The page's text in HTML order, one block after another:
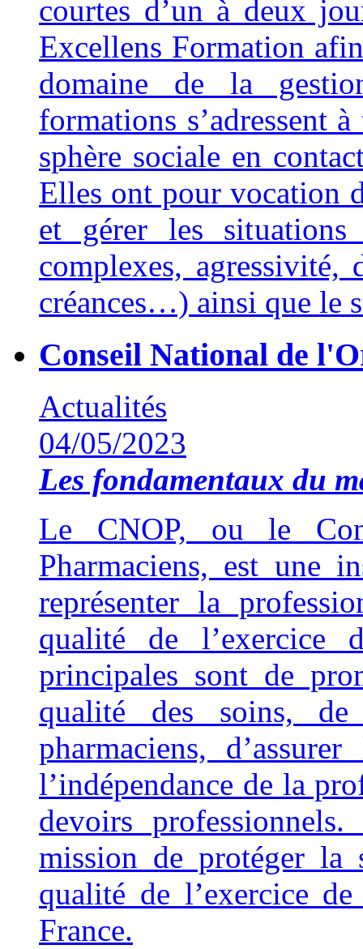
courtes d’un à deux
Excellens Formation
domaine de la
formations s’adressent
sphère sociale en
Elles ont pour vocation
et gérer les
complexes, agressivité,
créances…) ainsi que le
Conseil National de
Actualités
04/05/2023
Les fondamentaux du
Le CNOP, ou le
Pharmaciens, est une
représenter la
qualité de l’exercice
principales sont de
qualité des soins,
pharmaciens,
l’indépendance de la
devoirs
mission de protéger la
qualité de l’exercice
France.